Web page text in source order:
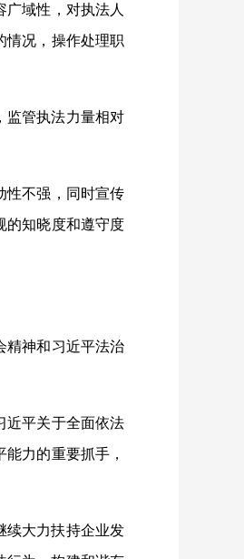
广域性，对执法人
情况，操作处理职
监管执法力量相对
性不强，同时宣传
的知晓度和遵守度
精神和习近平法治
近平关于全面依法
力的重要抓手，
续大力扶持企业发